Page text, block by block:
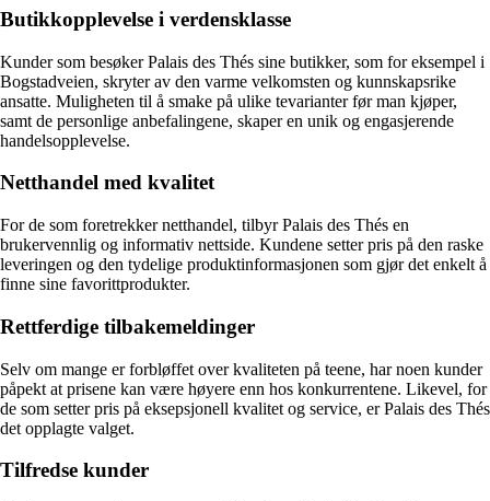
Butikkopplevelse i verdensklasse
Kunder som besøker Palais des Thés sine butikker, som for eksempel i
Bogstadveien, skryter av den varme velkomsten og kunnskapsrike
ansatte. Muligheten til å smake på ulike tevarianter før man kjøper,
samt de personlige anbefalingene, skaper en unik og engasjerende
handelsopplevelse.
Netthandel med kvalitet
For de som foretrekker netthandel, tilbyr Palais des Thés en
brukervennlig og informativ nettside. Kundene setter pris på den raske
leveringen og den tydelige produktinformasjonen som gjør det enkelt å
finne sine favorittprodukter.
Rettferdige tilbakemeldinger
Selv om mange er forbløffet over kvaliteten på teene, har noen kunder
påpekt at prisene kan være høyere enn hos konkurrentene. Likevel, for
de som setter pris på eksepsjonell kvalitet og service, er Palais des Thés
det opplagte valget.
Tilfredse kunder